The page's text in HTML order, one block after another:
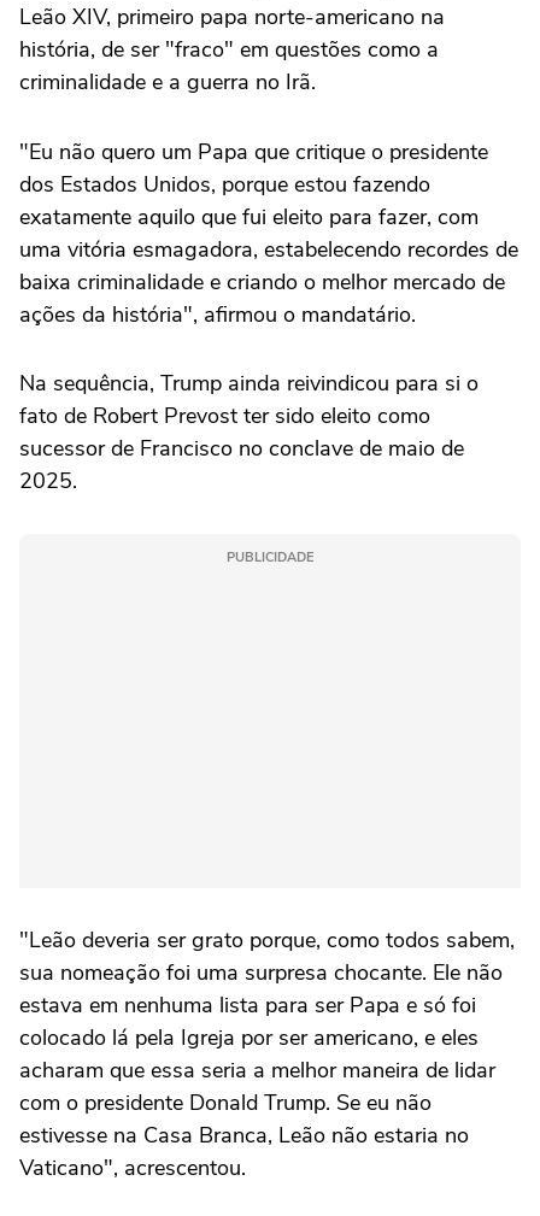
Leão XIV, primeiro papa norte-americano na
história, de ser "fraco" em questões como a
criminalidade e a guerra no Irã.
"Eu não quero um Papa que critique o presidente
dos Estados Unidos, porque estou fazendo
exatamente aquilo que fui eleito para fazer, com
uma vitória esmagadora, estabelecendo recordes de
baixa criminalidade e criando o melhor mercado de
ações da história", afirmou o mandatário.
Na sequência, Trump ainda reivindicou para si o
fato de Robert Prevost ter sido eleito como
sucessor de Francisco no conclave de maio de
2025.
PUBLICIDADE
"Leão deveria ser grato porque, como todos sabem,
sua nomeação foi uma surpresa chocante. Ele não
estava em nenhuma lista para ser Papa e só foi
colocado lá pela Igreja por ser americano, e eles
acharam que essa seria a melhor maneira de lidar
com o presidente Donald Trump. Se eu não
estivesse na Casa Branca, Leão não estaria no
Vaticano", acrescentou.